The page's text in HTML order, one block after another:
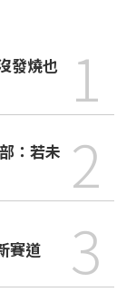
1
：若未 2
賽道 3